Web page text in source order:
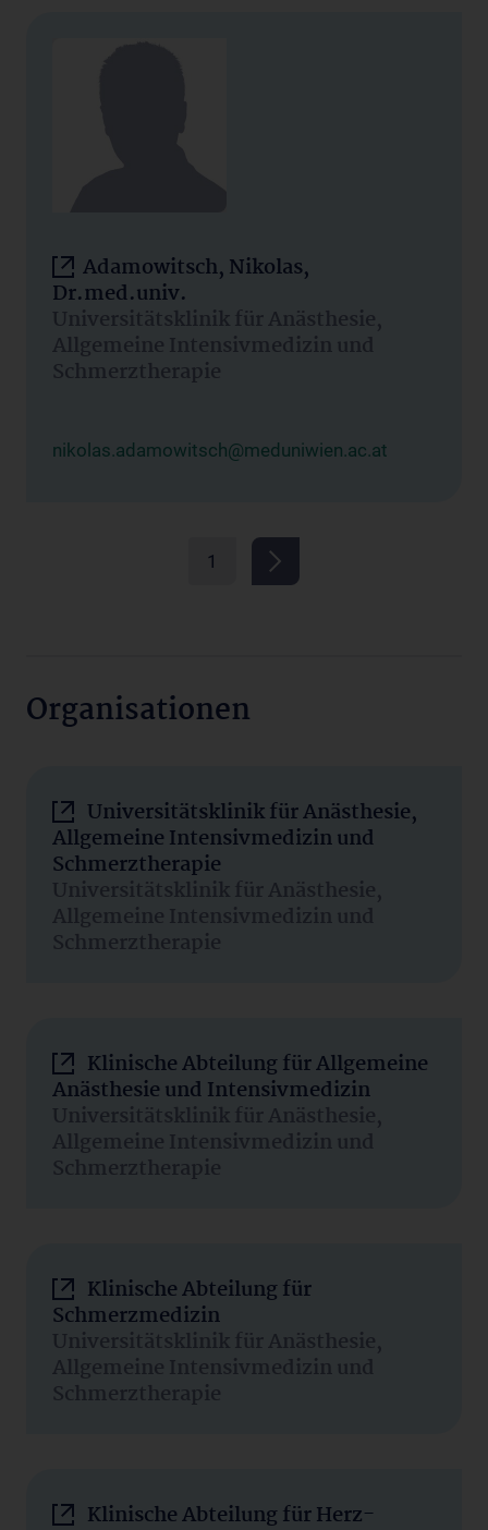
Adamowitsch, Nikolas,
Dr.med.univ.
Universitätsklinik für Anästhesie,
Allgemeine Intensivmedizin und
Schmerztherapie
nikolas.adamowitsch@meduniwien.ac.at
1
Organisationen
Universitätsklinik für Anästhesie,
Allgemeine Intensivmedizin und
Schmerztherapie
Universitätsklinik für Anästhesie,
Allgemeine Intensivmedizin und
Schmerztherapie
Klinische Abteilung für Allgemeine
Anästhesie und Intensivmedizin
Universitätsklinik für Anästhesie,
Allgemeine Intensivmedizin und
Schmerztherapie
Klinische Abteilung für
Schmerzmedizin
Universitätsklinik für Anästhesie,
Allgemeine Intensivmedizin und
Schmerztherapie
Klinische Abteilung für Herz-